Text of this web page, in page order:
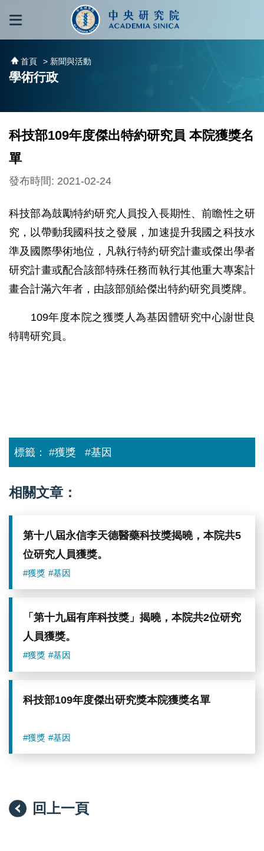
跳到主要內容區塊
首頁 > 新聞與活動
學術行政
科技部109年度傑出特約研究員 本院獲獎名
單
發布時間: 2021-02-24
科技部為鼓勵特約研究人員投入長期性、前瞻性之研
究，以帶動我國科技之發展，加速提升我國之科技水
準及國際學術地位，凡執行特約研究計畫或傑出學者
研究計畫或配合該部特殊任務而執行其他重大專案計
畫合計滿六年者，由該部頒給傑出特約研究員獎牌。
109年度本院之獲獎人為基因體研究中心謝世良
特聘研究員。
標籤： #獲獎 #基因
相關文章：
第十八屆永信李天德醫藥科技獎揭曉，本院共5
位研究人員獲獎。
#獲獎 #基因
「第十九屆有庠科技獎」揭曉，本院共2位研究
人員獲獎。
#獲獎 #基因
科技部109年度傑出研究獎本院獲獎名單
#獲獎 #基因
回上一頁